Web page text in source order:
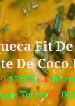
Fit
De Coco
15MIN.
Torres